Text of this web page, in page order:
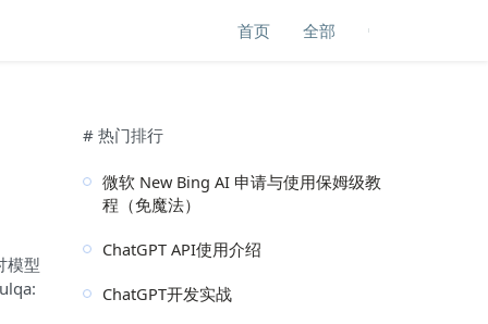
首页 全部
模型
# 热门排行
微软 New Bing AI 申请与使用保姆级教
程（免魔法）
ChatGPT API使用介绍
ChatGPT开发实战